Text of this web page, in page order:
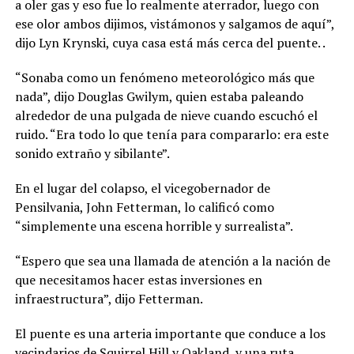
a oler gas y eso fue lo realmente aterrador, luego con
ese olor ambos dijimos, vistámonos y salgamos de aquí”,
dijo Lyn Krynski, cuya casa está más cerca del puente. .
“Sonaba como un fenómeno meteorológico más que
nada”, dijo Douglas Gwilym, quien estaba paleando
alrededor de una pulgada de nieve cuando escuchó el
ruido. “Era todo lo que tenía para compararlo: era este
sonido extraño y sibilante”.
En el lugar del colapso, el vicegobernador de
Pensilvania, John Fetterman, lo calificó como
“simplemente una escena horrible y surrealista”.
“Espero que sea una llamada de atención a la nación de
que necesitamos hacer estas inversiones en
infraestructura”, dijo Fetterman.
El puente es una arteria importante que conduce a los